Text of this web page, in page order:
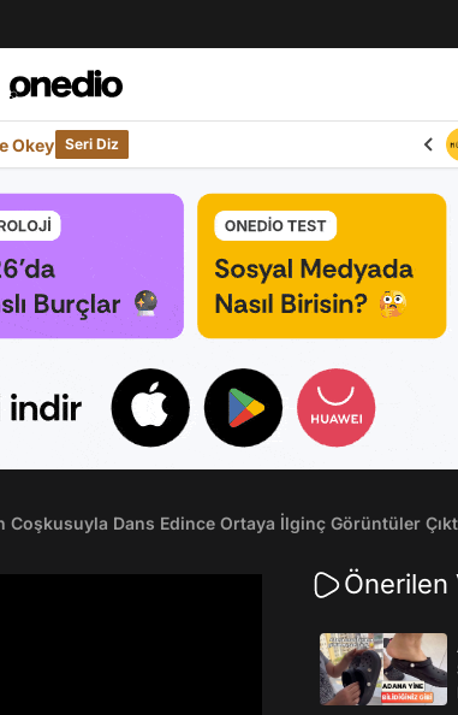
Okey Seri Diz
Dans Edince Ortaya İlginç Görüntüler
Önerilen